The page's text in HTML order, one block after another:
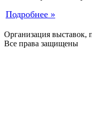
Подробнее »
Организация выставок,
Все права защищены